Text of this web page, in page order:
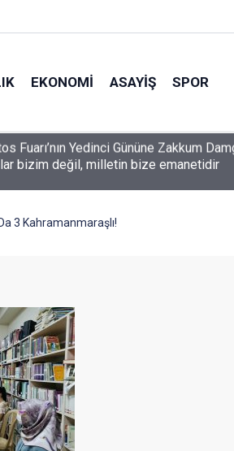
EKONOMI ASAYIŞ SPOR
bizim değil, milletin bize emanetidir
3 Kahramanmaraşlı!